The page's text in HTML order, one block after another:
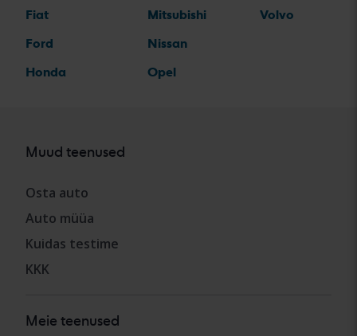
Fiat
Ford
Honda
Mitsubishi
Nissan
Opel
Volvo
Muud teenused
Osta auto
Auto müüa
Kuidas testime
KKK
Meie teenused